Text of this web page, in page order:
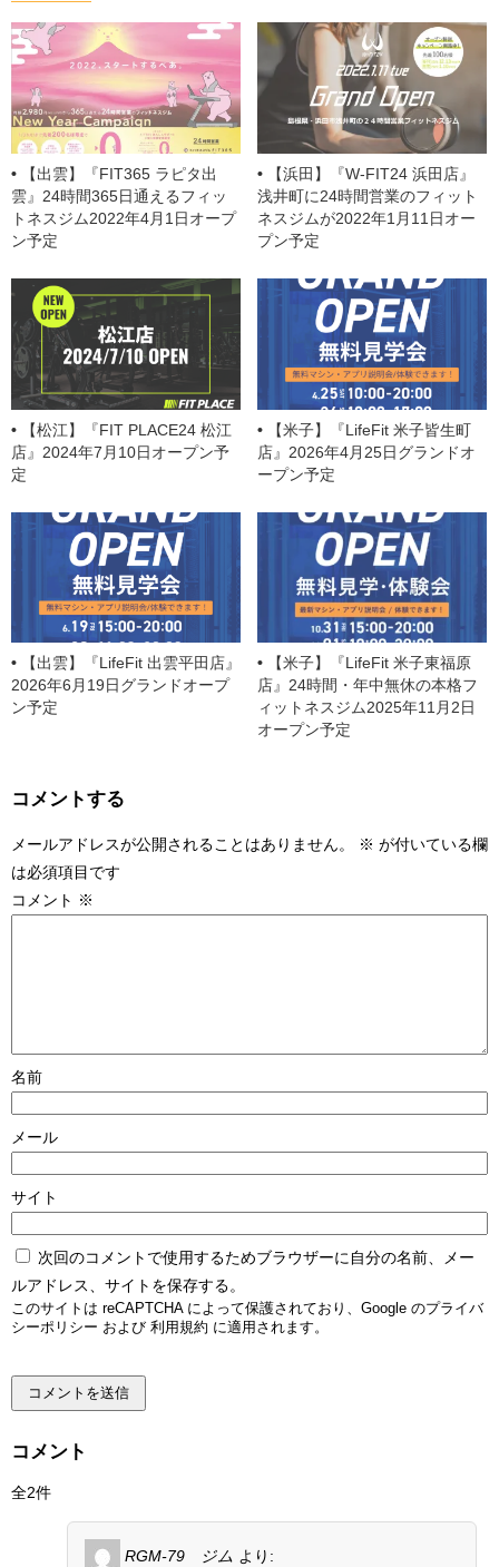
o
o
k
s
Cl
a
ss
ro
o
m
【出雲】『FIT365 ラピタ出
雲』24時間365日通えるフィッ
トネスジム2022年4月1日オープ
ン予定
【浜田】『W-FIT24 浜田店』
浅井町に24時間営業のフィット
ネスジムが2022年1月11日オー
プン予定
【松江】『FIT PLACE24 松江
店』2024年7月10日オープン予
定
【米子】『LifeFit 米子皆生町
店』2026年4月25日グランドオ
ープン予定
【出雲】『LifeFit 出雲平田店』
2026年6月19日グランドオープ
ン予定
【米子】『LifeFit 米子東福原
店』24時間・年中無休の本格フ
ィットネスジム2025年11月2日
オープン予定
コメントする
メールアドレスが公開されることはありません。 ※ が付いている欄
は必須項目です
コメント ※
名前
メール
サイト
次回のコメントで使用するためブラウザーに自分の名前、メー
ルアドレス、サイトを保存する。
このサイトは reCAPTCHA によって保護されており、Google のプライバ
シーポリシー および 利用規約 に適用されます。
コメント
全2件
RGM-79 ジム より: